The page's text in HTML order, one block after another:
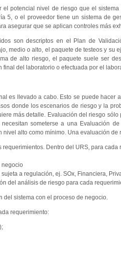
el potencial nivel de riesgo que el
5, o el proveedor tiene un sistema de
asegurar que se aplican controles más
son descriptos en el Plan de
medio o alto, el paquete de testeos y su
de alto riesgo, el paquete suele ser
del laboratorio o efectuada por el
es llevado a cabo. Esto se puede
donde los escenarios de riesgo y la
más detalle. Evaluación del riesgo
someterse a una Evaluación
alto como mínimo. Una evaluación
requerimientos. Dentro del URS, para cada
negocio
a regulación, ej. SOx, Financiera,
del análisis de riesgo para cada
del sistema con el proceso de negocio.
requerimiento: